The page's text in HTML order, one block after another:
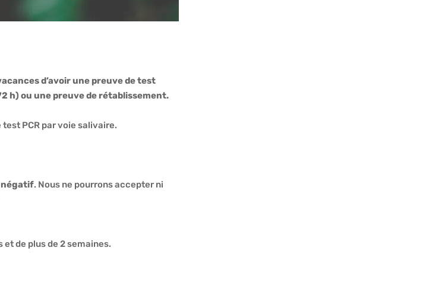
d’avoir une preuve de test
h) ou une preuve de rétablissement.
PCR par voie salivaire.
négatif. Nous ne pourrons accepter ni
de plus de 2 semaines.